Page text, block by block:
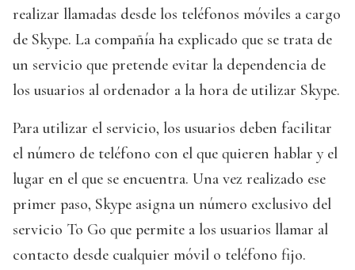
realizar llamadas desde los teléfonos móviles a cargo
de Skype. La compañía ha explicado que se trata de
un servicio que pretende evitar la dependencia de
los usuarios al ordenador a la hora de utilizar Skype.
Para utilizar el servicio, los usuarios deben facilitar
el número de teléfono con el que quieren hablar y el
lugar en el que se encuentra. Una vez realizado ese
primer paso, Skype asigna un número exclusivo del
servicio To Go que permite a los usuarios llamar al
contacto desde cualquier móvil o teléfono fijo.